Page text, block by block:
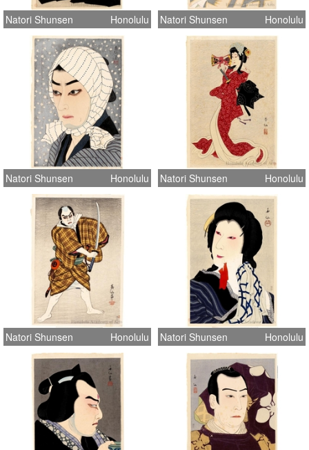
Natori Shunsen Honolulu Natori Shunsen Honolulu
Natori Shunsen Honolulu Natori Shunsen Honolulu
Natori Shunsen Honolulu Natori Shunsen Honolulu